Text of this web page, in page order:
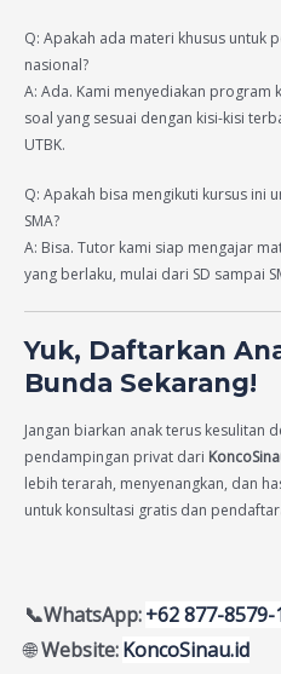
Q: Apakah ada materi khusus untuk
nasional?
A: Ada. Kami menyediakan program
soal yang sesuai dengan kisi-kisi
UTBK.
Q: Apakah bisa mengikuti kursus ini
SMA?
A: Bisa. Tutor kami siap mengajar
yang berlaku, mulai dari SD sampai
Yuk, Daftarkan
Bunda Sekarang!
Jangan biarkan anak terus kesulitan
pendampingan privat dari
lebih terarah, menyenangkan, dan
untuk konsultasi gratis dan
📞WhatsApp:+62 877-8579-
🌐Website:KoncoSinau.id